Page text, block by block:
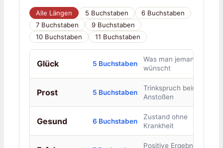
Alle Längen 5 Buchstaben
6 Buchstaben
7 Buchstaben
9 Buchstaben
10 Buchstaben
11 Buchstaben
Glück 5 Buchstaben
Was man jemandem
wünscht
Prost 5 Buchstaben
Trinkspruch beim
Anstoßen
Gesund 6 Buchstaben
Zustand ohne
Krankheit
Positive Ergebnisse